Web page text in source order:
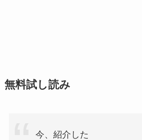
無料試し読み
今、紹介した